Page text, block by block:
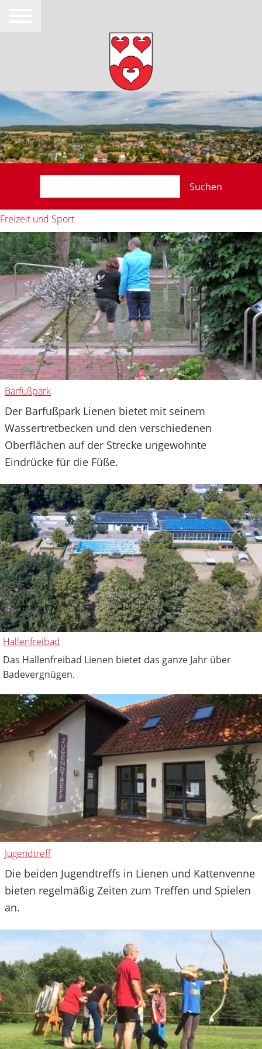
Suchen
Freizeit und Sport
Barfußpark
Der Barfußpark Lienen bietet mit seinem
Wassertretbecken und den verschiedenen
Oberflächen auf der Strecke ungewohnte
Eindrücke für die Füße.
Hallenfreibad
Das Hallenfreibad Lienen bietet das ganze Jahr über
Badevergnügen.
Jugendtreff
Die beiden Jugendtreffs in Lienen und Kattenvenne
bieten regelmäßig Zeiten zum Treffen und Spielen
an.